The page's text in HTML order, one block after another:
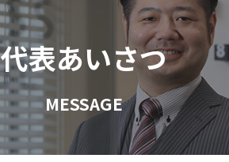
代表あいさつ
MESSAGE